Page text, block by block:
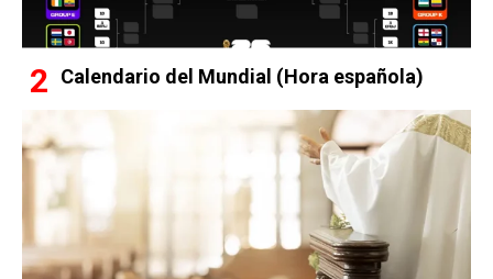
Calendario del Mundial (Hora española)